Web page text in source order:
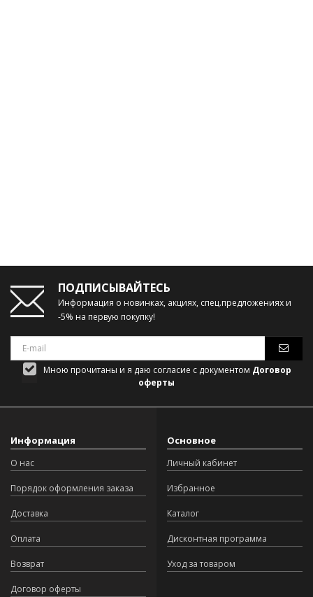
ПОДПИСЫВАЙТЕСЬ
Информация о новинках, акциях, спец.предложениях и
-5% на первую покупку!
Мною прочитаны и я даю согласие с документом Договор
оферты
Информация
О нас
Порядок оформления заказа
Доставка
Оплата
Возврат
Договор оферты
Основное
Личный кабинет
Избранное
Каталог
Дисконтная программа
Уход за товаром